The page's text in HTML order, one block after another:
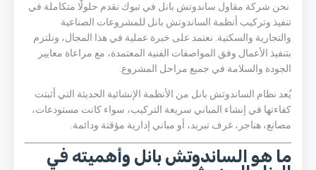
نحن شركة مقاول ساندوتش بانل في تبوك نقدم حلولًا متكاملة في
تنفيذ وتركيب أنظمة الساندوتش بانل للمشروعات الصناعية
والتجارية والسكنية. نعتمد على خبرة عملية في هذا المجال، ونلتزم
بتنفيذ الأعمال وفق المواصفات الفنية المعتمدة، مع مراعاة معايير
الجودة والسلامة في جميع مراحل المشروع.
يُعد نظام الساندوتش بانل من الأنظمة الإنشائية الحديثة التي أثبتت
كفاءتها في إنشاء المباني سريعة التركيب، سواء كانت مستودعات،
مصانع، هناجر، غرف تبريد، أو مباني إدارية مؤقتة ودائمة.
ما هو الساندوتش بانل وأهميته في